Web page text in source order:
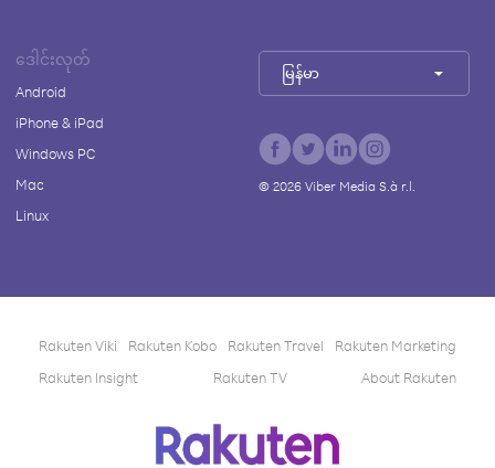
ဒေါင်းလုတ်
Android
iPhone & iPad
Windows PC
Mac
Linux
မြန်မာ
© 2026Viber Media S.à r.l.
Rakuten Viki Rakuten Kobo Rakuten Travel
Rakuten Marketing
Rakuten Insight
Rakuten TV About Rakuten